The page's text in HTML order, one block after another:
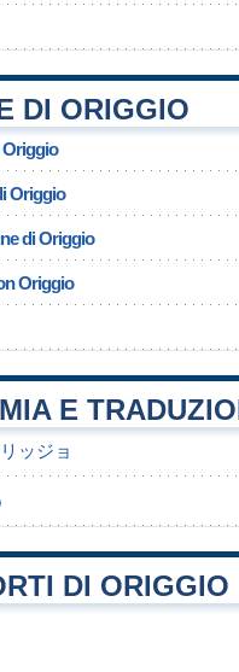
DI ORIGGIO
Origgio
Origgio
di Origgio
Origgio
E
ッジョ
DI ORIGGIO